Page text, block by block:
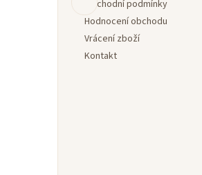
Obchodní podmínky
Hodnocení obchodu
Vrácení zboží
Kontakt